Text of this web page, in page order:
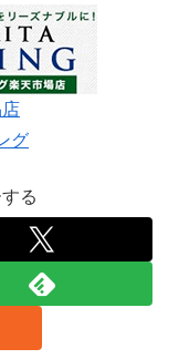
グ
る